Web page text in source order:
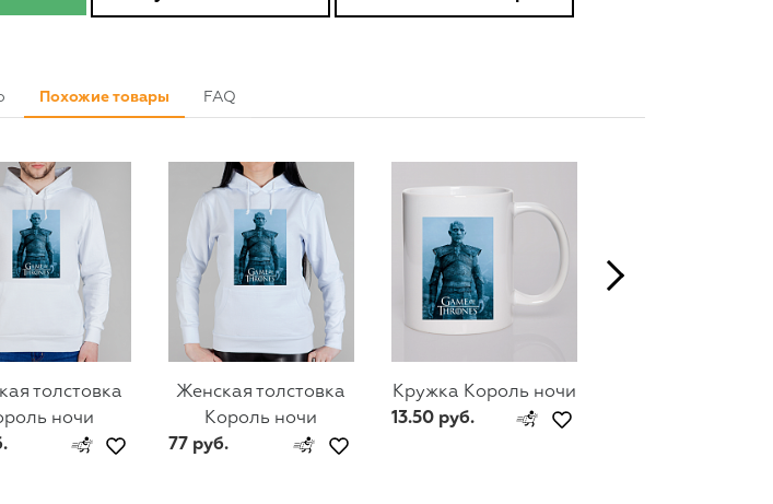
Похожие товары FAQ
толстовка
ночи
Женская толстовка
Король ночи
77 руб.
Кружка Король ночи
13.50 руб.